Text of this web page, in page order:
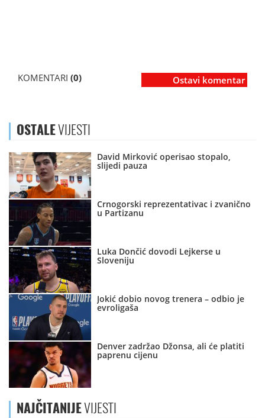
KOMENTARI (0) Ostavi komentar
OSTALEVIJESTI
David Mirković operisao stopalo,
slijedi pauza
Crnogorski reprezentativac i zvanično
u Partizanu
Luka Dončić dovodi Lejkerse u
Sloveniju
Jokić dobio novog trenera – odbio je
evroligaša
Denver zadržao Džonsa, ali će platiti
paprenu cijenu
NAJČITANIJEVIJESTI